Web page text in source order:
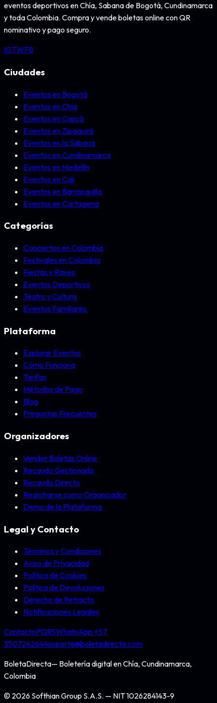
eventos deportivos en Chía, Sabana de Bogotá, Cundinamarca
y toda Colombia. Compra y vende boletas online con QR
nominativo y pago seguro.
IGTWFB
Ciudades
Eventos en Bogotá
Eventos en Chía
Eventos en Cajicá
Eventos en Zipaquirá
Eventos en la Sabana
Eventos en Cundinamarca
Eventos en Medellín
Eventos en Cali
Eventos en Barranquilla
Eventos en Cartagena
Categorías
Conciertos en Colombia
Festivales en Colombia
Fiestas y Raves
Eventos Deportivos
Teatro y Cultura
Eventos Familiares
Plataforma
Explorar Eventos
Cómo Funciona
Tarifas
Métodos de Pago
Blog
Preguntas Frecuentes
Organizadores
Vender Boletas Online
Recaudo Gestionado
Recaudo Directo
Registrarse como Organizador
Demo de la Plataforma
Legal y Contacto
Términos y Condiciones
Aviso de Privacidad
Política de Cookies
Política de Devoluciones
Derecho de Retracto
Notificaciones Legales
ContactoPQRSWhatsApp +57
3507242644soporte@boletadirecta.com
BoletaDirecta— Boletería digital enChía, Cundinamarca,
Colombia
© 2026 Softhian Group S.A.S. — NIT1026284143-9